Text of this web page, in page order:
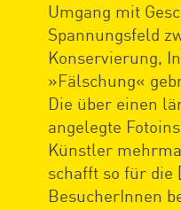
Umgang mit
Spannungsfeld
Konservierung,
»Fälschung«
Die über einen
angelegte
Künstler
schafft so für die
BesucherInnen